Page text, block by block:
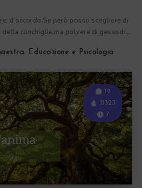
d’accordo.Se però posso scegliere di
della conchiglia,ma polvere di gessodi…
Educazione e Psicologia
12
11323
7